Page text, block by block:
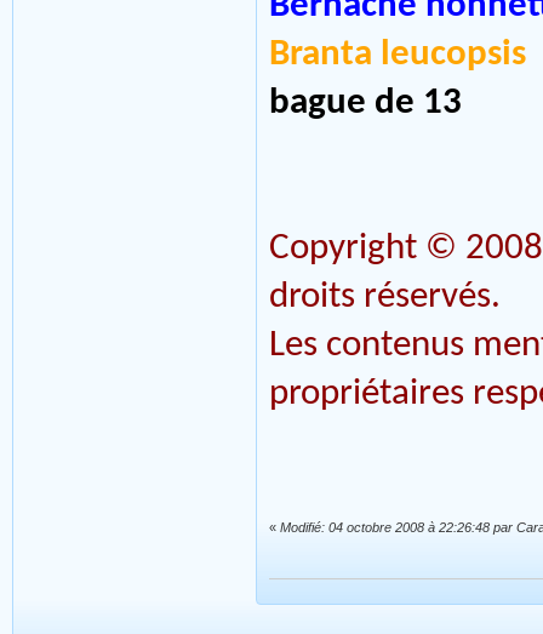
Branta leucopsis
bague de 13
Copyright ©
droits réservés.
Les contenus
propriétaires
« Modifié: 04 octobre 2008 à 22:26:48 par